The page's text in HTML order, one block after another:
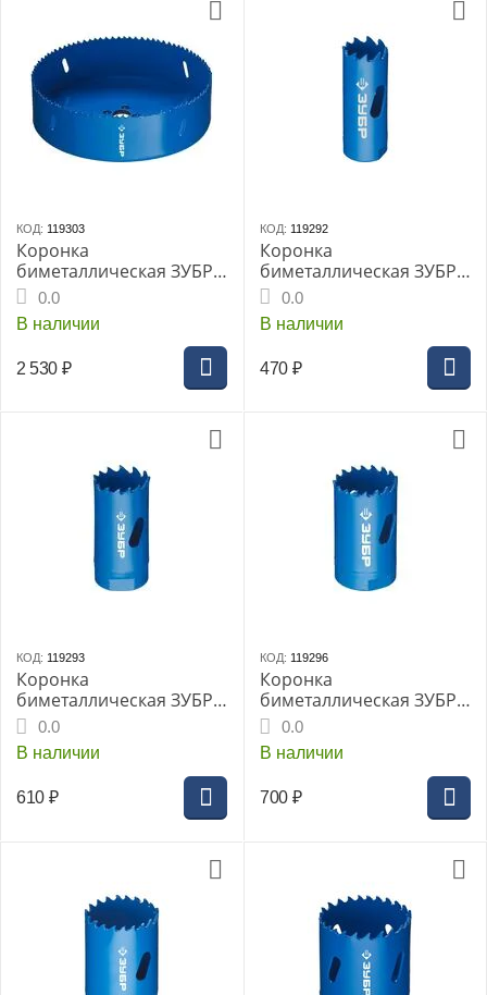
КОД: 119303
Коронка
биметаллическая ЗУБР,
d-152мм, глубина
сверления до 38 мм,
(29531-152_Z01)
0.0
В наличии
2 530 ₽
КОД: 119292
Коронка
биметаллическая ЗУБР,
d-20мм, глубина
сверления до38 мм,
(29531-020_Z01)
0.0
В наличии
470 ₽
КОД: 119293
Коронка
биметаллическая ЗУБР,
d-29мм, глубина
сверления до 38 мм,
(29531-029_Z01)
0.0
В наличии
610 ₽
КОД: 119296
Коронка
биметаллическая ЗУБР,
d-35мм, глубина
сверления до 38 мм,
(29531-035_Z01)
0.0
В наличии
700 ₽